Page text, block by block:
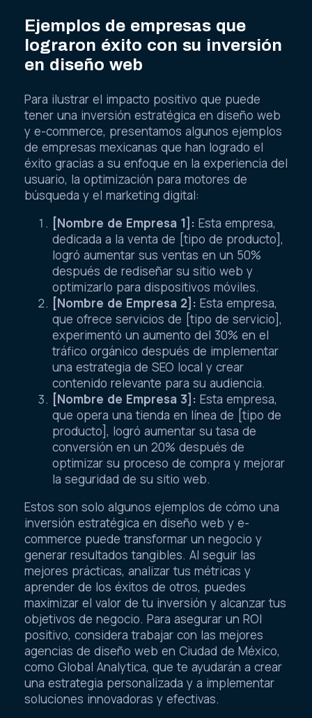
Ejemplos de empresas que
lograron éxito con su inversión
en diseño web
Para ilustrar el impacto positivo que puede
tener una inversión estratégica en diseño web
y e-commerce, presentamos algunos ejemplos
de empresas mexicanas que han logrado el
éxito gracias a su enfoque en la experiencia del
usuario, la optimización para motores de
búsqueda y el marketing digital:
[Nombre de Empresa 1]: Esta empresa,
dedicada a la venta de [tipo de producto],
logró aumentar sus ventas en un 50%
después de rediseñar su sitio web y
optimizarlo para dispositivos móviles.
[Nombre de Empresa 2]: Esta empresa,
que ofrece servicios de [tipo de servicio],
experimentó un aumento del 30% en el
tráfico orgánico después de implementar
una estrategia de SEO local y crear
contenido relevante para su audiencia.
[Nombre de Empresa 3]: Esta empresa,
que opera una tienda en línea de [tipo de
producto], logró aumentar su tasa de
conversión en un 20% después de
optimizar su proceso de compra y mejorar
la seguridad de su sitio web.
Estos son solo algunos ejemplos de cómo una
inversión estratégica en diseño web y e-
commerce puede transformar un negocio y
generar resultados tangibles. Al seguir las
mejores prácticas, analizar tus métricas y
aprender de los éxitos de otros, puedes
maximizar el valor de tu inversión y alcanzar tus
objetivos de negocio. Para asegurar un ROI
positivo, considera trabajar con las mejores
agencias de diseño web en Ciudad de México,
como Global Analytica, que te ayudarán a crear
una estrategia personalizada y a implementar
soluciones innovadoras y efectivas.